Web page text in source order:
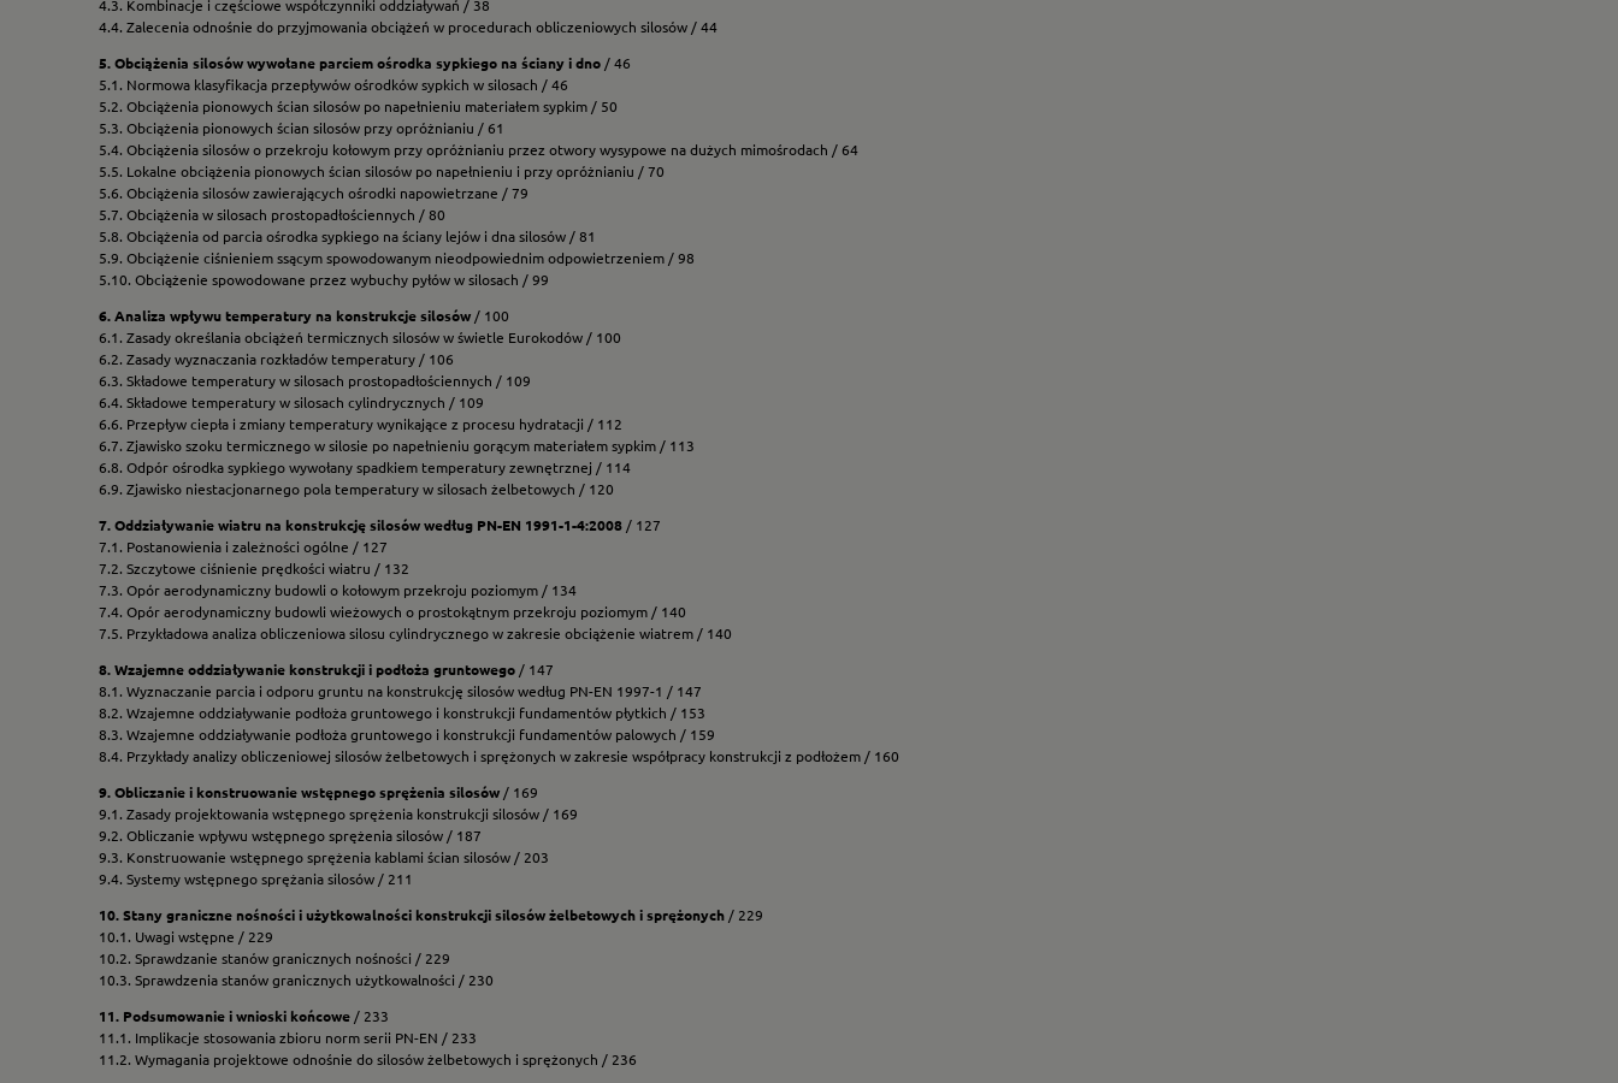
4.3. Kombinacje i częściowe współczynniki oddziaływań / 38
4.4. Zalecenia odnośnie do przyjmowania obciążeń w procedurach obliczeniowych silosów / 44
5. Obciążenia silosów wywołane parciem ośrodka sypkiego na ściany i dno / 46
5.1. Normowa klasyfikacja przepływów ośrodków sypkich w silosach / 46
5.2. Obciążenia pionowych ścian silosów po napełnieniu materiałem sypkim / 50
5.3. Obciążenia pionowych ścian silosów przy opróżnianiu / 61
5.4. Obciążenia silosów o przekroju kołowym przy opróżnianiu przez otwory wysypowe na dużych mimośrodach / 64
5.5. Lokalne obciążenia pionowych ścian silosów po napełnieniu i przy opróżnianiu / 70
5.6. Obciążenia silosów zawierających ośrodki napowietrzane / 79
5.7. Obciążenia w silosach prostopadłościennych / 80
5.8. Obciążenia od parcia ośrodka sypkiego na ściany lejów i dna silosów / 81
5.9. Obciążenie ciśnieniem ssącym spowodowanym nieodpowiednim odpowietrzeniem / 98
5.10. Obciążenie spowodowane przez wybuchy pyłów w silosach / 99
6. Analiza wpływu temperatury na konstrukcje silosów / 100
6.1. Zasady określania obciążeń termicznych silosów w świetle Eurokodów / 100
6.2. Zasady wyznaczania rozkładów temperatury / 106
6.3. Składowe temperatury w silosach prostopadłościennych / 109
6.4. Składowe temperatury w silosach cylindrycznych / 109
6.6. Przepływ ciepła i zmiany temperatury wynikające z procesu hydratacji / 112
6.7. Zjawisko szoku termicznego w silosie po napełnieniu gorącym materiałem sypkim / 113
6.8. Odpór ośrodka sypkiego wywołany spadkiem temperatury zewnętrznej / 114
6.9. Zjawisko niestacjonarnego pola temperatury w silosach żelbetowych / 120
7. Oddziaływanie wiatru na konstrukcję silosów według PN-EN 1991-1-4:2008 / 127
7.1. Postanowienia i zależności ogólne / 127
7.2. Szczytowe ciśnienie prędkości wiatru / 132
7.3. Opór aerodynamiczny budowli o kołowym przekroju poziomym / 134
7.4. Opór aerodynamiczny budowli wieżowych o prostokątnym przekroju poziomym / 140
7.5. Przykładowa analiza obliczeniowa silosu cylindrycznego w zakresie obciążenie wiatrem / 140
8. Wzajemne oddziaływanie konstrukcji i podłoża gruntowego / 147
8.1. Wyznaczanie parcia i odporu gruntu na konstrukcję silosów według PN-EN 1997-1 / 147
8.2. Wzajemne oddziaływanie podłoża gruntowego i konstrukcji fundamentów płytkich / 153
8.3. Wzajemne oddziaływanie podłoża gruntowego i konstrukcji fundamentów palowych / 159
8.4. Przykłady analizy obliczeniowej silosów żelbetowych i sprężonych w zakresie współpracy konstrukcji z podłożem / 160
9. Obliczanie i konstruowanie wstępnego sprężenia silosów / 169
9.1. Zasady projektowania wstępnego sprężenia konstrukcji silosów / 169
9.2. Obliczanie wpływu wstępnego sprężenia silosów / 187
9.3. Konstruowanie wstępnego sprężenia kablami ścian silosów / 203
9.4. Systemy wstępnego sprężania silosów / 211
10. Stany graniczne nośności i użytkowalności konstrukcji silosów żelbetowych i sprężonych / 229
10.1. Uwagi wstępne / 229
10.2. Sprawdzanie stanów granicznych nośności / 229
10.3. Sprawdzenia stanów granicznych użytkowalności / 230
11. Podsumowanie i wnioski końcowe / 233
11.1. Implikacje stosowania zbioru norm serii PN-EN / 233
11.2. Wymagania projektowe odnośnie do silosów żelbetowych i sprężonych / 236